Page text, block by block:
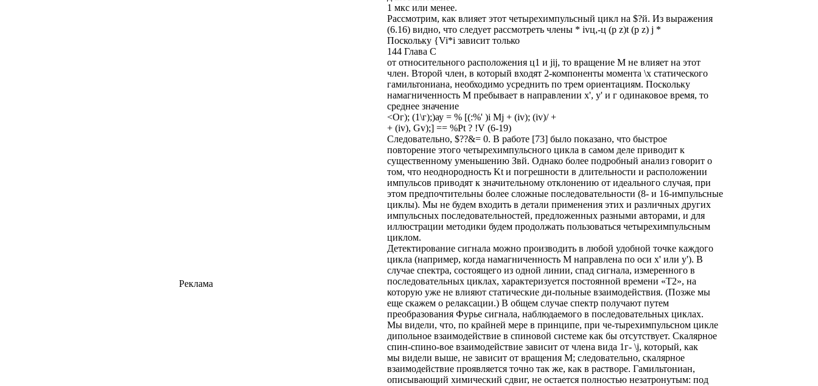
1 мкс или менее.
Рассмотрим, как влияет этот четырехимпульсный цикл на $?й. Из выражения
(6.16) видно, что следует рассмотреть члены * ivц,-ц (р z)t (р z) j *
Поскольку {Vi*i зависит только
144 Глава С
от относительного расположения ц1 и jij, то вращение М не влияет на этот
член. Второй член, в который входят 2-компоненты момента \х статического
гамильтониана, необходимо усреднить по трем ориентациям. Поскольку
намагниченность М пребывает в направлении х', у' и г одинаковое время, то
среднее значение
<Ог); (1\г);)ау = % [(:%' )i Mj + (iv); (iv)/ +
+ (iv), Gv);] == %Pt ? !V (6-19)
Следовательно, $??&= 0. В работе [73] было показано, что быстрое
повторение этого четырехимпульсного цикла в самом деле приводит к
существенному уменьшению Звй. Однако более подробный анализ говорит о
том, что неоднородность Kt и погрешности в длительности и расположении
импульсов приводят к значительному отклонению от идеального случая, при
этом предпочтительны более сложные последовательности (8- и 16-импульсные
циклы). Мы не будем входить в детали применения этих и различных других
импульсных последовательностей, предложенных разными авторами, и для
иллюстрации методики будем продолжать пользоваться четырехимпульсным
циклом.
Детектирование сигнала можно производить в любой удобной точке каждого
цикла (например, когда намагниченность М направлена по оси х' или у'). В
случае спектра, состоящего из одной линии, спад сигнала, измеренного в
последовательных циклах, характеризуется постоянной времени «Т2», на
которую уже не влияют статические ди-польные взаимодействия. (Позже мы
еще скажем о релаксации.) В общем случае спектр получают путем
преобразования Фурье сигнала, наблюдаемого в последовательных циклах.
Мы видели, что, по крайней мере в принципе, при че-тырехимпульсном цикле
дипольное взаимодействие в спиновой системе как бы отсутствует. Скалярное
спин-спино-вое взаимодействие зависит от члена вида 1г- \j, который, как
мы видели выше, не зависит от вращения М; следовательно, скалярное
взаимодействие проявляется точно так же, как в растворе. Гамильтониан,
описывающий химический сдвиг, не остается полностью незатронутым: под
Реклама